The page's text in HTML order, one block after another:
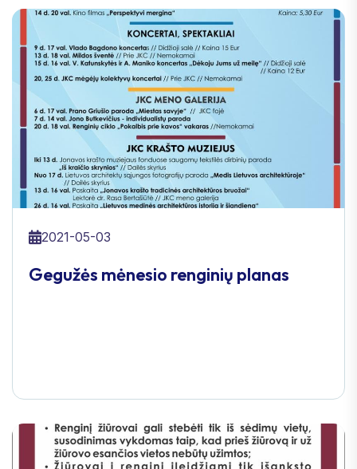
2021-05-03
Gegužės mėnesio renginių planas